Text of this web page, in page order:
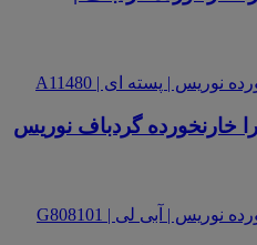
خارنخورده گردباف نوریس